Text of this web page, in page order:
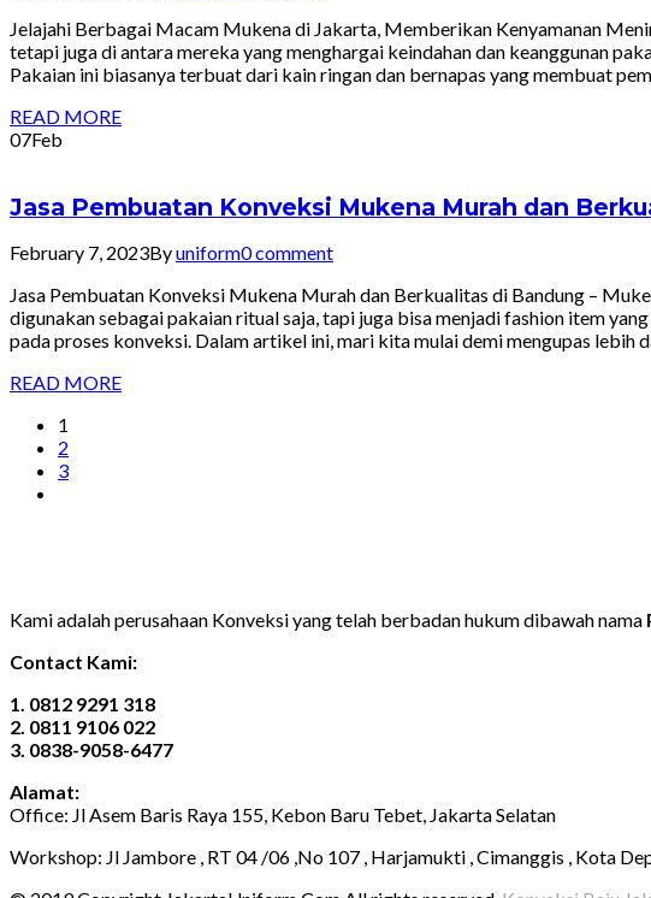
Jelajahi Berbagai Macam Mukena di Jakarta, Memberikan Kenyamanan
tetapi juga di antara mereka yang menghargai keindahan dan keanggunan
Pakaian ini biasanya terbuat dari kain ringan dan bernapas yang membuat
READ MORE
07Feb
Jasa Pembuatan Konveksi Mukena Murah dan
February 7, 2023Byuniform0 comment
Jasa Pembuatan Konveksi Mukena Murah dan Berkualitas di Bandung –
digunakan sebagai pakaian ritual saja, tapi juga bisa menjadi fashion item
pada proses konveksi. Dalam artikel ini, mari kita mulai demi mengupas lebih
READ MORE
1
2
3
Kami adalah perusahaan Konveksi yang telah berbadan hukum dibawah nama
Contact Kami:
1. 0812 9291 318
2. 0811 9106 022
3. 0838-9058-6477
Alamat:
Office: Jl Asem Baris Raya 155, Kebon Baru Tebet, Jakarta Selatan
Workshop: Jl Jambore , RT 04 /06 ,No 107 , Harjamukti , Cimanggis , Kota